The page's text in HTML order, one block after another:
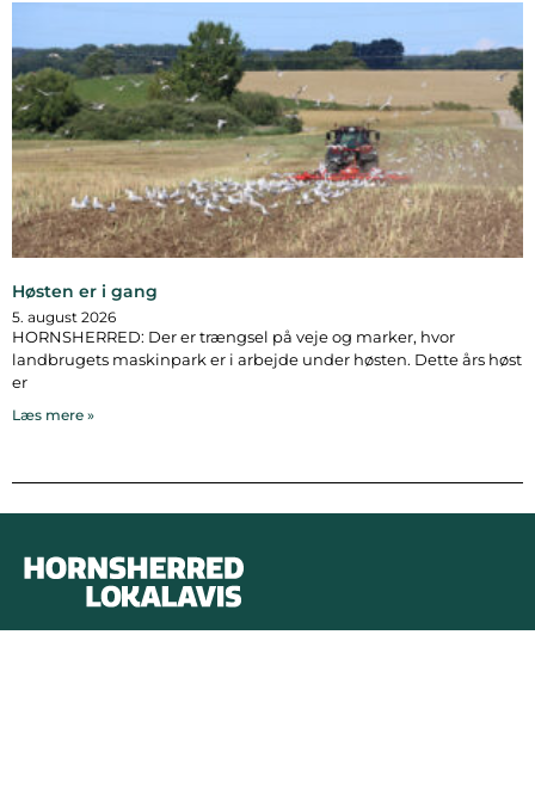
Høsten er i gang
5. august 2026
HORNSHERRED: Der er trængsel på veje og marker, hvor
landbrugets maskinpark er i arbejde under høsten. Dette års høst
er
Læs mere »